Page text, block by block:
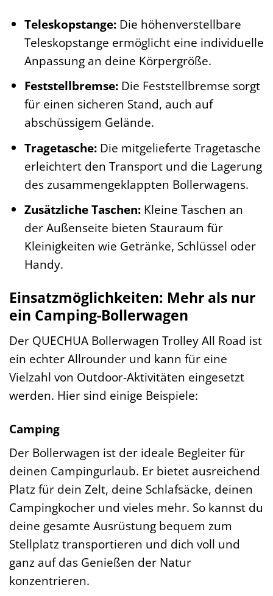
Teleskopstange:Die höhenverstellbare
Teleskopstange ermöglicht eine individuelle
Anpassung an deine Körpergröße.
Feststellbremse:Die Feststellbremse sorgt
für einen sicheren Stand, auch auf
abschüssigem Gelände.
Tragetasche:Die mitgelieferte Tragetasche
erleichtert den Transport und die Lagerung
des zusammengeklappten Bollerwagens.
Zusätzliche Taschen:Kleine Taschen an
der Außenseite bieten Stauraum für
Kleinigkeiten wie Getränke, Schlüssel oder
Handy.
Einsatzmöglichkeiten: Mehr als nur
ein Camping-Bollerwagen
Der QUECHUA Bollerwagen Trolley All Road ist
ein echter Allrounder und kann für eine
Vielzahl von Outdoor-Aktivitäten eingesetzt
werden. Hier sind einige Beispiele:
Camping
Der Bollerwagen ist der ideale Begleiter für
deinen Campingurlaub. Er bietet ausreichend
Platz für dein Zelt, deine Schlafsäcke, deinen
Campingkocher und vieles mehr. So kannst du
deine gesamte Ausrüstung bequem zum
Stellplatz transportieren und dich voll und
ganz auf das Genießen der Natur
konzentrieren.